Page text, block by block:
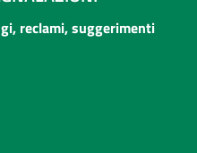
reclami, suggerimenti